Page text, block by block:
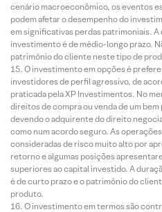
cenário macroeconômico, os eventos
podem afetar o desempenho do
em significativas perdas patrimoniais. A
investimento é de médio-longo prazo.
patrimônio do cliente neste tipo de
O investimento em opções é
investidores de perfil agressivo, de
praticada pela XP Investimentos. No
direitos de compra ou venda de um
devendo o adquirente do direito
como num acordo seguro. As
consideradas de risco muito alto por
retorno e algumas posições
superiores ao capital investido. A
é de curto prazo e o patrimônio do
produto.
O investimento em termos são